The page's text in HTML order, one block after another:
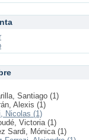
Santiago (1)
Alexis (1)
Nicolas (1)
Victoria (1)
Sardi, Mónica (1)